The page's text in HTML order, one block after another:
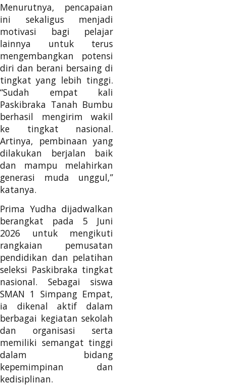
Menurutnya, pencapaian
ini sekaligus menjadi
motivasi bagi pelajar
lainnya untuk terus
mengembangkan potensi
diri dan berani bersaing di
tingkat yang lebih tinggi.
“Sudah empat kali
Paskibraka Tanah Bumbu
berhasil mengirim wakil
ke tingkat nasional.
Artinya, pembinaan yang
dilakukan berjalan baik
dan mampu melahirkan
generasi muda unggul,”
katanya.
Prima Yudha dijadwalkan
berangkat pada 5 Juni
2026 untuk mengikuti
rangkaian pemusatan
pendidikan dan pelatihan
seleksi Paskibraka tingkat
nasional. Sebagai siswa
SMAN 1 Simpang Empat,
ia dikenal aktif dalam
berbagai kegiatan sekolah
dan organisasi serta
memiliki semangat tinggi
dalam bidang
kepemimpinan dan
kedisiplinan.